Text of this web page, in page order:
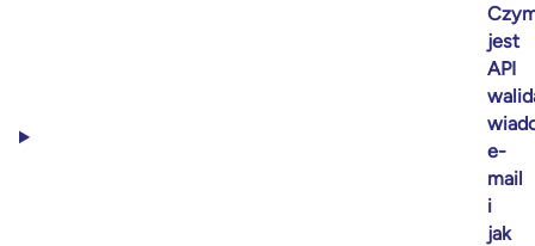
jest
API
e-
mail
i
jak